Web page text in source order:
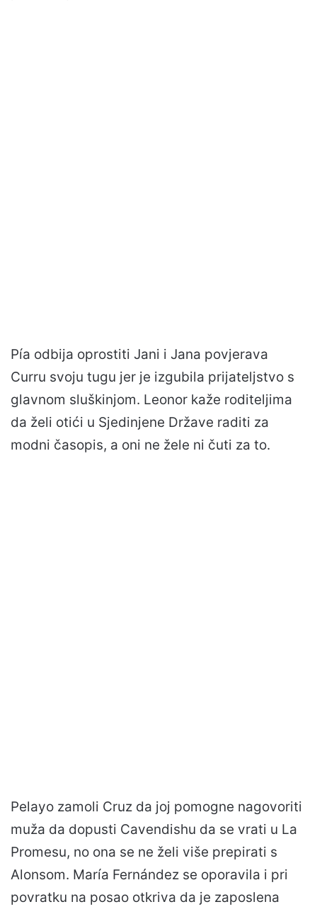
Pía odbija oprostiti Jani i Jana povjerava
Curru svoju tugu jer je izgubila prijateljstvo s
glavnom sluškinjom. Leonor kaže roditeljima
da želi otići u Sjedinjene Države raditi za
modni časopis, a oni ne žele ni čuti za to.
Pelayo zamoli Cruz da joj pomogne nagovoriti
muža da dopusti Cavendishu da se vrati u La
Promesu, no ona se ne želi više prepirati s
Alonsom. María Fernández se oporavila i pri
povratku na posao otkriva da je zaposlena